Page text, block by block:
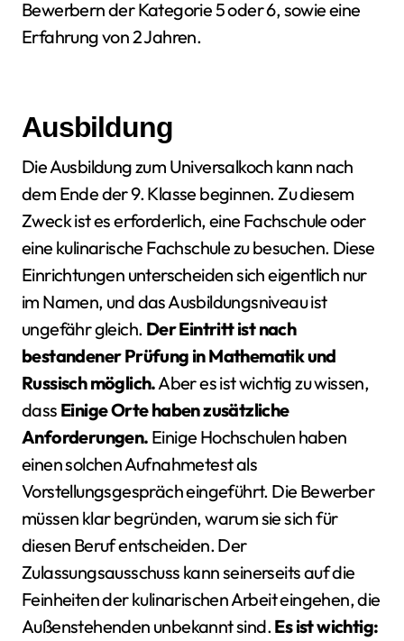
Bewerbern der Kategorie 5 oder 6, sowie eine
Erfahrung von 2 Jahren.
Ausbildung
Die Ausbildung zum Universalkoch kann nach
dem Ende der 9. Klasse beginnen. Zu diesem
Zweck ist es erforderlich, eine Fachschule oder
eine kulinarische Fachschule zu besuchen. Diese
Einrichtungen unterscheiden sich eigentlich nur
im Namen, und das Ausbildungsniveau ist
ungefähr gleich. Der Eintritt ist nach
bestandener Prüfung in Mathematik und
Russisch möglich.Aber es ist wichtig zu wissen,
dass Einige Orte haben zusätzliche
Anforderungen. Einige Hochschulen haben
einen solchen Aufnahmetest als
Vorstellungsgespräch eingeführt. Die Bewerber
müssen klar begründen, warum sie sich für
diesen Beruf entscheiden. Der
Zulassungsausschuss kann seinerseits auf die
Feinheiten der kulinarischen Arbeit eingehen, die
Außenstehenden unbekannt sind.Es ist wichtig: